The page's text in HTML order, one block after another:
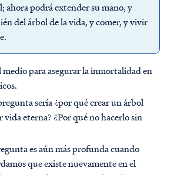
ahora podrá extender su mano, y
del árbol de la vida, y comer, y vivir
medio para asegurar la inmortalidad en
sería ¿por qué crear un árbol
eterna? ¿Por qué no hacerlo sin
es aún más profunda cuando
que existe nuevamente en el